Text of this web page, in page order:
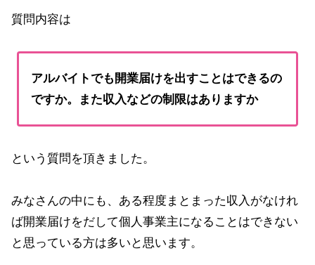
質問内容は
アルバイトでも開業届けを出すことはできるの
ですか。また収入などの制限はありますか
という質問を頂きました。
みなさんの中にも、ある程度まとまった収入がなけれ
ば開業届けをだして個人事業主になることはできない
と思っている方は多いと思います。